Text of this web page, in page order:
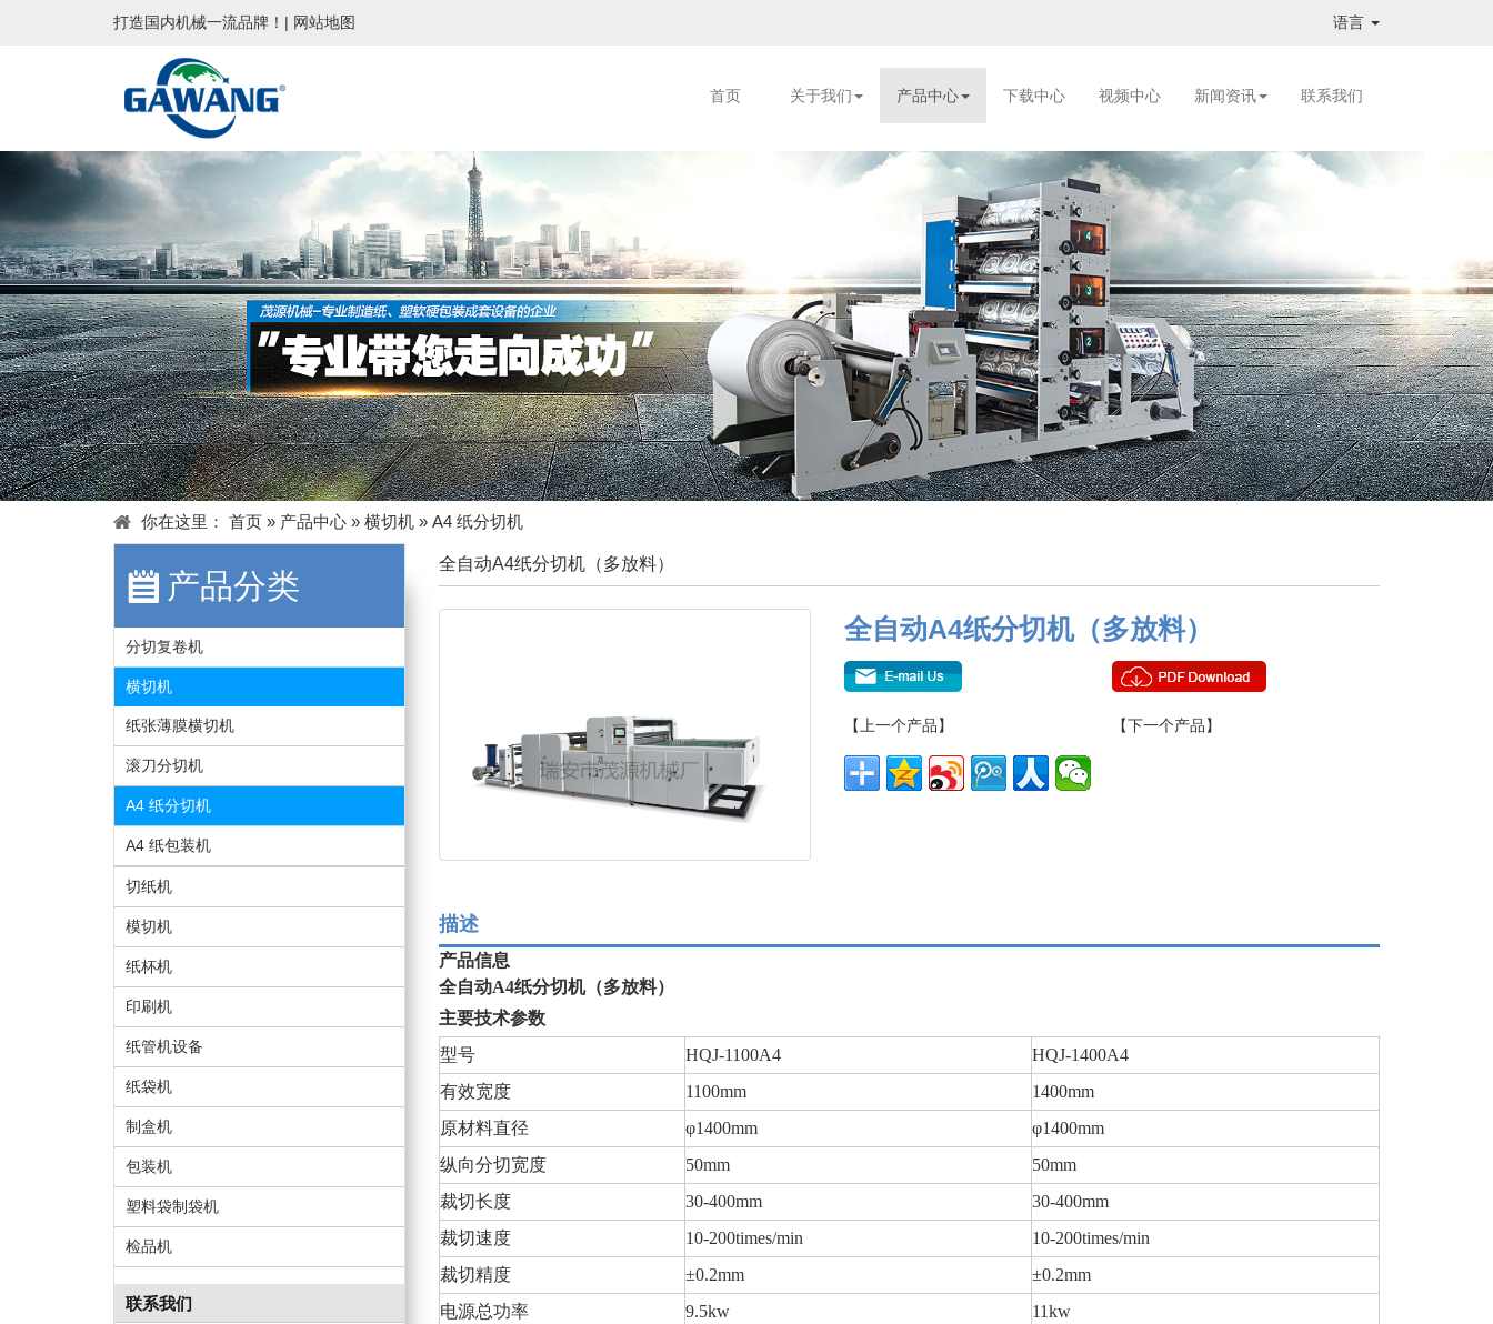
打造国内机械一流品牌！| 网站地图 语言
首页 关于我们 产品中心 下载中心 视频中心 新闻资讯 联系我们
你在这里： 首页 » 产品中心 » 横切机 » A4 纸分切机
产品分类
分切复卷机
横切机
纸张薄膜横切机
滚刀分切机
A4 纸分切机
A4 纸包装机
切纸机
模切机
纸杯机
印刷机
纸管机设备
纸袋机
制盒机
包装机
塑料袋制袋机
检品机
联系我们
全自动A4纸分切机（多放料）
全自动A4纸分切机（多放料）
【上一个产品】 【下一个产品】
描述
产品信息
全自动A4纸分切机（多放料）
主要技术参数
型号
HQJ-1100A4
HQJ-1400A4
有效宽度
1100mm
1400mm
原材料直径
φ1400mm
φ1400mm
纵向分切宽度
50mm
50mm
裁切长度
30-400mm
30-400mm
裁切速度
10-200times/min
10-200times/min
裁切精度
±0.2mm
±0.2mm
电源总功率
9.5kw
11kw